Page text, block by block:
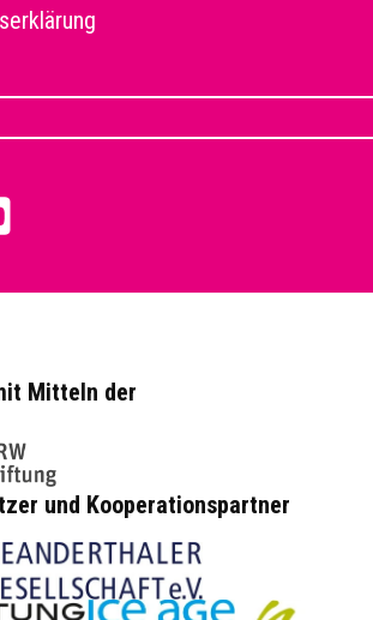
Mitteln der
und Kooperationspartner